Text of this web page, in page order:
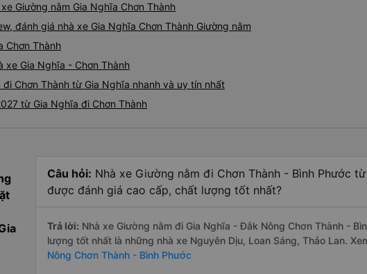
Giường nằm Gia Nghĩa Chơn Thành
đánh giá nhà xe Gia Nghĩa Chơn Thành Giường nằm
Chơn Thành
xe Gia Nghĩa - Chơn Thành
Chơn Thành từ Gia Nghĩa nhanh và uy tín nhất
từ Gia Nghĩa đi Chơn Thành
Câu hỏi: Nhà xe Giường nằm đi Chơn Thành - Bình Phước
được đánh giá cao cấp, chất lượng tốt nhất?
Trả lời: Nhà xe Giường nằm đi Gia Nghĩa - Đắk Nông Chơn Thành -
lượng tốt nhất là những nhà xe Nguyên Dịu, Loan Sáng, Thảo Lan.
Nông Chơn Thành - Bình Phước